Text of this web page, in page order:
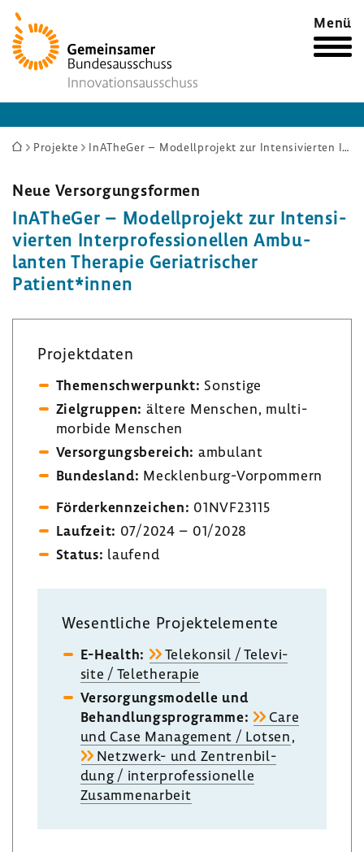
Zur
Startseite
Menü
Sie
hier:
Projekte InATheGer – Modellprojekt zur Intensivierten Interprofessionellen Ambulanten Therapie Geriatrischer Patient*innen
Neue Versor­gungs­formen
InATheGer – Modell­pro­jekt zur Inten­si­
vierten Inter­pro­fes­sio­nellen Ambu­
lanten Therapie Geria­tri­scher
Patient*innen
Projekt­daten
Themen­schwer­punkt: Sons­tige
Ziel­gruppen: ältere Menschen, multi­
mor­bide Menschen
Versor­gungs­be­reich: ambu­lant
Bundes­land: Mecklenburg-​Vorpommern
Förder­kenn­zei­chen: 01NVF23115
Lauf­zeit: 07/2024 – 01/2028
Status: laufend
Wesent­liche Projekt­ele­mente
E-​Health:
Tele­konsil / Tele­vi­
site / Tele­the­rapie
Versor­gungs­mo­delle und
Behand­lungs­pro­gramme:
Care
und Case Manage­ment / Lotsen,
Netzwerk-​ und Zentren­bil­
dung / inter­pro­fes­sio­nelle
Zusam­men­ar­beit